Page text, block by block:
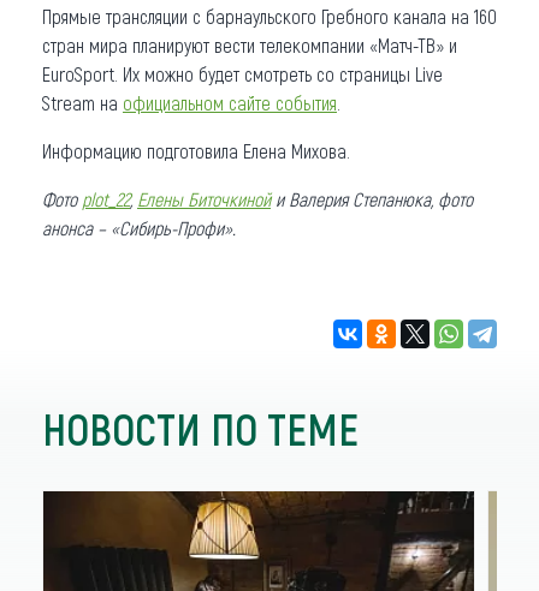
Прямые трансляции с барнаульского Гребного канала на 160
стран мира планируют вести телекомпании «Матч-ТВ» и
EuroSport. Их можно будет смотреть со страницы Live
Stream на официальном сайте события
Информацию подготовила Елена Михова.
Фото plot_22, Елены Биточкинойи Валерия Степанюка, фото
анонса – «Сибирь-Профи».
НОВОСТИ ПО ТЕМЕ